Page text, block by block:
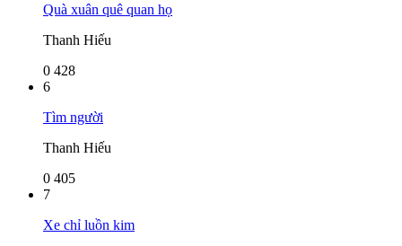
Quà xuân quê quan họ
Thanh Hiếu
0 428
6
Tìm người
Thanh Hiếu
0 405
7
Xe chỉ luồn kim